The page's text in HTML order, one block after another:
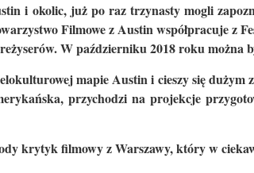
i okolic, już po raz trzynasty mogli
Filmowe z Austin współpracuje z
W październiku 2018 roku można
mapie Austin i cieszy się
przychodzi na projekcje
krytyk filmowy z Warszawy, który w